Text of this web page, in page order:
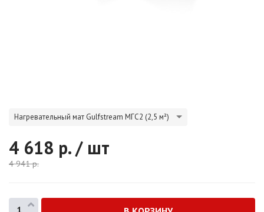
Нагревательный мат Gulfstream МГС2 (2,5 м²)
4 618 р. / шт
4 941р.